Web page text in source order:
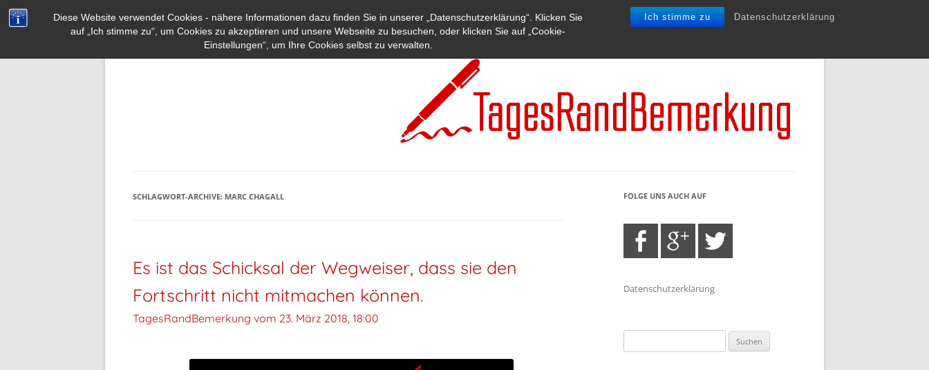
Diese Website verwendet Cookies - nähere Informationen dazu finden Sie in unserer „Datenschutzerklärung“. Klicken Sie
auf „Ich stimme zu“, um Cookies zu akzeptieren und unsere Webseite zu besuchen, oder klicken Sie auf „Cookie-
Einstellungen“, um Ihre Cookies selbst zu verwalten.
Ich stimme zu Datenschutzerklärung
SCHLAGWORT-ARCHIVE: MARC CHAGALL
Es ist das Schicksal der Wegweiser, dass sie den
Fortschritt nicht mitmachen können.
TagesRandBemerkung vom 23. März 2018, 18:00
FOLGE UNS AUCH AUF
Datenschutzerklärung
nach: